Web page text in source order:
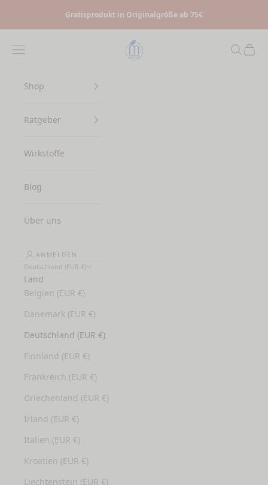
Gratisprodukt in Originalgröße ab 75€
Myrto Naturkosmetik
Menü Suchen
Shop
Ratgeber
Wirkstoffe
Blog
Über uns
ANMELDEN
Deutschland (EUR €)
Land
Belgien (EUR €)
Dänemark (EUR €)
Deutschland (EUR €)
Finnland (EUR €)
Frankreich (EUR €)
Griechenland (EUR €)
Irland (EUR €)
Italien (EUR €)
Kroatien (EUR €)
Liechtenstein (EUR €)